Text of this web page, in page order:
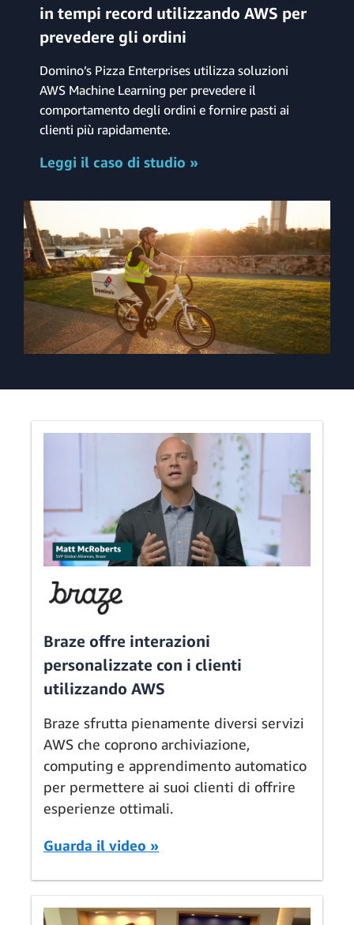
in tempi record utilizzando AWS per
prevedere gli ordini
Domino’s Pizza Enterprises utilizza soluzioni
AWS Machine Learning per prevedere il
comportamento degli ordini e fornire pasti ai
clienti più rapidamente.
Leggi il caso di studio »
Braze offre interazioni
personalizzate con i clienti
utilizzando AWS
Braze sfrutta pienamente diversi servizi
AWS che coprono archiviazione,
computing e apprendimento automatico
per permettere ai suoi clienti di offrire
esperienze ottimali.
Guarda il video »